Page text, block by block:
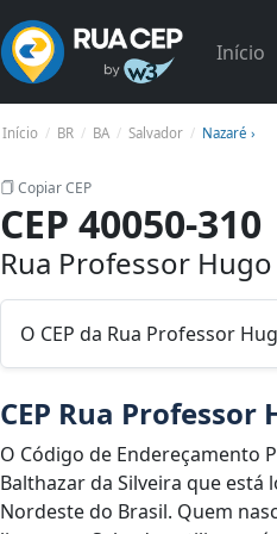
Início
Início BR BA Salvador Nazaré ›
Copiar CEP
CEP 40050-310
Rua Professor
O CEP da Rua Professor
CEP Rua
O Código de Endereçamento
Balthazar da Silveira que está
Nordeste do Brasil. Quem